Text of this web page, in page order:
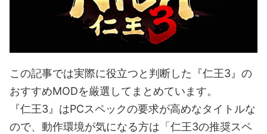
この記事では実際に役立つと判断した『仁王3』の
おすすめMODを厳選してまとめています。
『仁王3』はPCスペックの要求が高めなタイトルな
ので、動作環境が気になる方は「仁王3の推奨スペ